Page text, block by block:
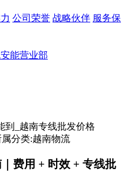
公司荣誉 战略伙伴 服务保
能营业部
到_越南专线批发价格
属分类:越南物流
费用 + 时效 + 专线批